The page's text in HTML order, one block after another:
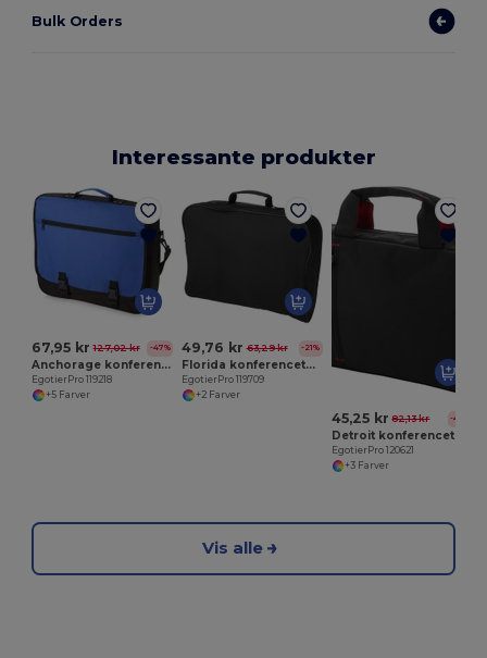
Bulk Orders
Interessante produkter
67,95 kr 127,02 kr -47%
Anchorage konferencetaske 11L
EgotierPro 119218
+5 Farver
49,76 kr 63,29 kr -21%
Florida konferencetaske 7L
EgotierPro 119709
+2 Farver
45,25 kr 82,13 kr -45%
EgotierPro 120621
+3 Farver
Vis alle